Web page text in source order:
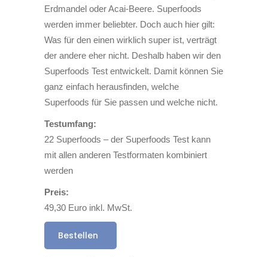
Erdmandel oder Acai-Beere. Superfoods
werden immer beliebter. Doch auch hier gilt:
Was für den einen wirklich super ist, verträgt
der andere eher nicht. Deshalb haben wir den
Superfoods Test entwickelt. Damit können Sie
ganz einfach herausfinden, welche
Superfoods für Sie passen und welche nicht.
Testumfang:
22 Superfoods – der Superfoods Test kann
mit allen anderen Testformaten kombiniert
werden
Preis:
49,30 Euro inkl. MwSt.
Bestellen